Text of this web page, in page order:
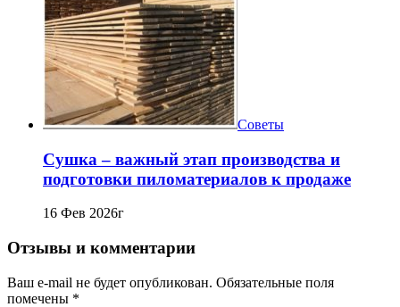
Советы
Сушка – важный этап производства и
подготовки пиломатериалов к продаже
16 Фев 2026г
Отзывы и комментарии
Ваш e-mail не будет опубликован. Обязательные поля
помечены *